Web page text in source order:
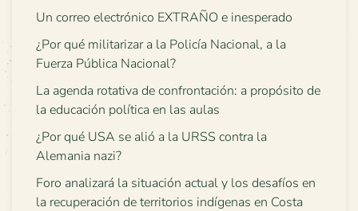
Un correo electrónico EXTRAÑO e inesperado
¿Por qué militarizar a la Policía Nacional, a la
Fuerza Pública Nacional?
La agenda rotativa de confrontación: a propósito de
la educación política en las aulas
¿Por qué USA se alió a la URSS contra la
Alemania nazi?
Foro analizará la situación actual y los desafíos en
la recuperación de territorios indígenas en Costa